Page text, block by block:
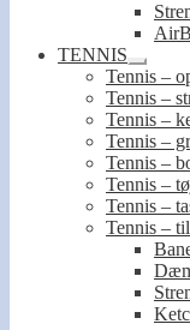
TENNIS
Udfold
Tennis –
Tennis –
Tennis –
Tennis –
Tennis –
Tennis –
Tennis –
Tennis –